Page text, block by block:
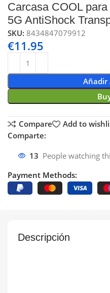
Carcasa COOL
5G AntiShock
SKU:8434847079912
€11.95
Añadir
Compare
Add to
Comparte:
13 People watching
Payment Methods:
Descripción